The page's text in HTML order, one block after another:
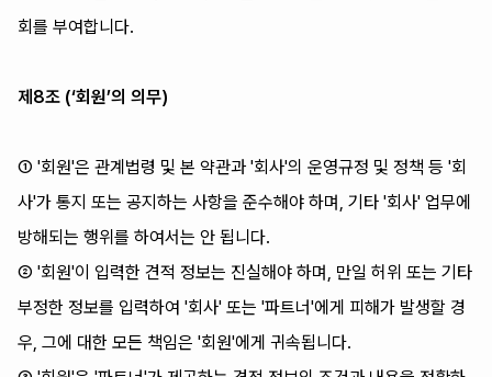
회를 부여합니다.
제8조 (‘회원’의 의무)
① '회원'은 관계법령 및 본 약관과 '회사'의 운영규정 및 정책 등 '회
사'가 통지 또는 공지하는 사항을 준수해야 하며, 기타 '회사' 업무에
방해되는 행위를 하여서는 안 됩니다.
② '회원'이 입력한 견적 정보는 진실해야 하며, 만일 허위 또는 기타
부정한 정보를 입력하여 '회사' 또는 '파트너'에게 피해가 발생할 경
우, 그에 대한 모든 책임은 '회원'에게 귀속됩니다.